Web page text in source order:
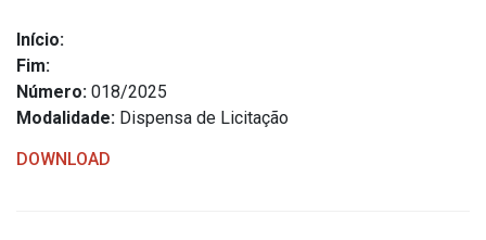
Início:
Fim:
Número: 018/2025
Modalidade: Dispensa de Licitação
DOWNLOAD